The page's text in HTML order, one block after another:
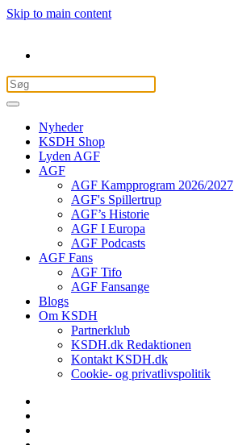
Skip to main content
Nyheder
KSDH Shop
Lyden AGF
AGF
AGF Kampprogram 2026/2027
AGF's Spillertrup
AGF’s Historie
AGF I Europa
AGF Podcasts
AGF Fans
AGF Tifo
AGF Fansange
Blogs
Om KSDH
Partnerklub
KSDH.dk Redaktionen
Kontakt KSDH.dk
Cookie- og privatlivspolitik